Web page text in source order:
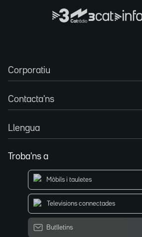
Corporatiu
Contacta'ns
Llengua
Troba'ns a
Mòbils i tauletes
Televisions connectades
Butlletins